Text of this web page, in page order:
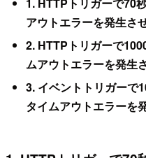
アウトエラーを発生さ
2. HTTPトリガーで
ムアウトエラーを発生
3. イベントトリガーで
タイムアウトエラーを